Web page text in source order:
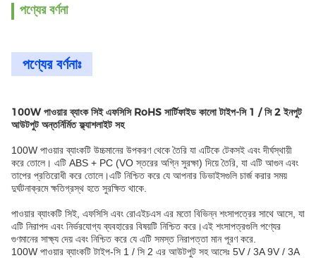
পণ্যের বর্ণনা
পণ্যের বর্ণনাঃ
100W পাওয়ার ব্যাংক সিই এফসিসি RoHS সার্টিফাইড কালো টাইপ-সি 1 / সি 2 ইনপুট
আউটপুট অন্তর্নির্মিত ফ্ল্যাশলাইট সহ
100W পাওয়ার ব্যাংকটি উচ্চমানের উপকরণ থেকে তৈরি যা এটিকে টেকসই এবং দীর্ঘস্থায়ী
করে তোলে। এটি ABS + PC (VO স্তরের অগ্নি সুরক্ষা) দিয়ে তৈরি, যা এটি আগুন এবং
তাপের প্রতিরোধী করে তোলে।এটি নিশ্চিত করে যে আপনার ডিভাইসগুলি চার্জ করার সময়
দুর্ঘটনাক্রমে ক্ষতিগ্রস্থ হতে সুরক্ষিত থাকে.
পাওয়ার ব্যাংকটি সিই, এফসিসি এবং রোএইচএস এর মতো বিভিন্ন শংসাপত্রের সাথে আসে, যা
এটি নিরাপদ এবং নির্ভরযোগ্য ব্যবহারের বিষয়টি নিশ্চিত করে।এই শংসাপত্রগুলি পণ্যের
গুণমানের সাক্ষ্য দেয় এবং নিশ্চিত করে যে এটি সমস্ত নিরাপত্তা মান পূরণ করে.
100W পাওয়ার ব্যাংকটি টাইপ-সি 1 / সি 2 এর আউটপুট সহ আসেঃ 5V / 3A 9V / 3A